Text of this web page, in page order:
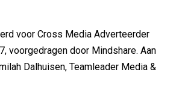
voor Cross Media Adverteerder
voorgedragen door Mindshare. Aan
Dalhuisen, Teamleader Media &